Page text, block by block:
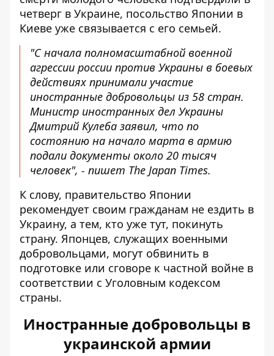
четверг в Украине, посольство Японии в
Киеве уже связывается с его семьей.
"С начала полномасштабной военной
агрессии россии против Украины в боевых
действиях принимали участие
иностранные добровольцы из 58 стран.
Министр иностранных дел Украины
Дмитрий Кулеба заявил, что по
состоянию на начало марта в армию
подали документы около 20 тысяч
человек", - пишет The Japan Times.
К слову, правительство Японии
рекомендует своим гражданам не ездить в
Украину, а тем, кто уже тут, покинуть
страну. Японцев, служащих военными
добровольцами, могут обвинить в
подготовке или сговоре к частной войне в
соответствии с Уголовным кодексом
страны.
Иностранные добровольцы в
украинской армии